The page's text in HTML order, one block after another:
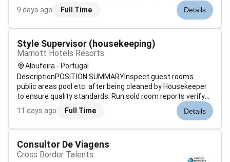
expedição de acordo com rotas pré-definidas assim como
a verificação de datas de validade e recolha de produtos
9 days ago Full Time Details
Style Supervisor (housekeeping)
Marriott Hotels Resorts
Albufeira - Portugal
DescriptionPOSITION SUMMARYInspect guest rooms
public areas pool etc. after being cleaned by Housekeeper
to ensure quality standards. Run sold room reports verify
room status determine discrepant rooms prioritize room
cleaning and update status of departing guest rooms.
11 days ago Full Time Details
Consultor De Viagens
Cross Border Talents